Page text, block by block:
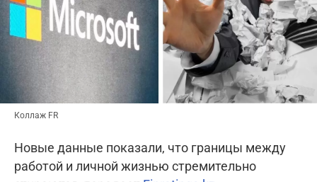
Коллаж FR
Новые данные показали, что границы между
работой и личной жизнью стремительно